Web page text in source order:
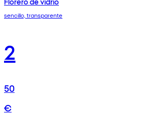
sencillo, transparente
2
50
€